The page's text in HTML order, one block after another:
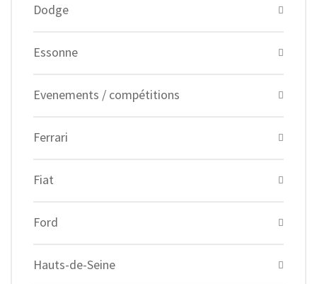
Dodge
Essonne
Evenements / compétitions
Ferrari
Fiat
Ford
Hauts-de-Seine